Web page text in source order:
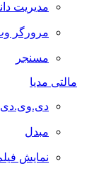
مدیریت دانلود
مرورگر وب
مسنجر
مالتی مدیا
دی.وی.دی
مبدل
نمایش فیلم